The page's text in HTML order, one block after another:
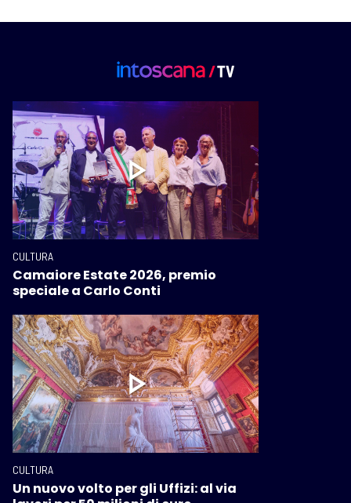
CULTURA
Camaiore Estate 2026, premio
speciale a Carlo Conti
CULTURA
Un nuovo volto per gli Uffizi: al via